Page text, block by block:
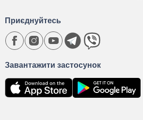
Завантажити застосунок
Приєднуйтесь